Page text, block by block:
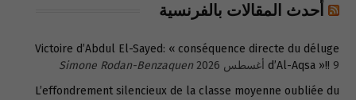
أحدث المقالات بالفرنسية
Victoire d’Abdul El-Sayed: « conséquence directe du déluge
d’Al-Aqsa »!! 9 أغسطس 2026
Simone Rodan-Benzaquen
L’effondrement silencieux de la classe moyenne oubliée du